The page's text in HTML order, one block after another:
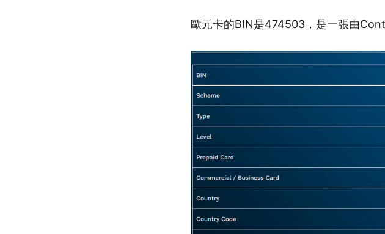
歐元卡的BIN是474503，是一張由